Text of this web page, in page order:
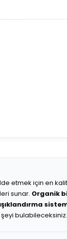
etmek için en
sunar. Organik
ışıklandırma